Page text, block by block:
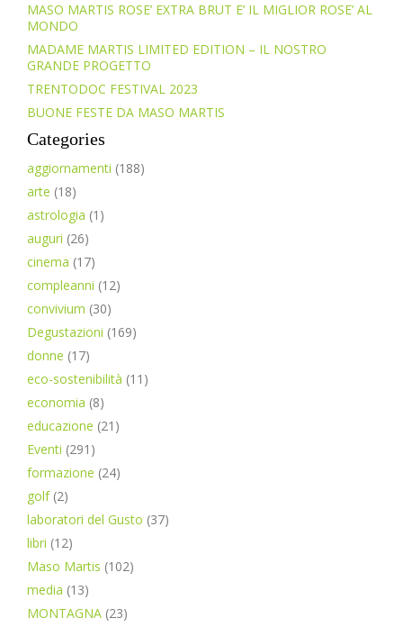
MASO MARTIS ROSE’ EXTRA BRUT E’ IL MIGLIOR ROSE’ AL
MONDO
MADAME MARTIS LIMITED EDITION – IL NOSTRO
GRANDE PROGETTO
TRENTODOC FESTIVAL 2023
BUONE FESTE DA MASO MARTIS
Categories
aggiornamenti (188)
arte (18)
astrologia (1)
auguri (26)
cinema (17)
compleanni (12)
convivium (30)
Degustazioni (169)
donne (17)
eco-sostenibilità (11)
economia (8)
educazione (21)
Eventi (291)
formazione (24)
golf(2)
laboratori del Gusto (37)
libri (12)
Maso Martis (102)
media (13)
MONTAGNA (23)